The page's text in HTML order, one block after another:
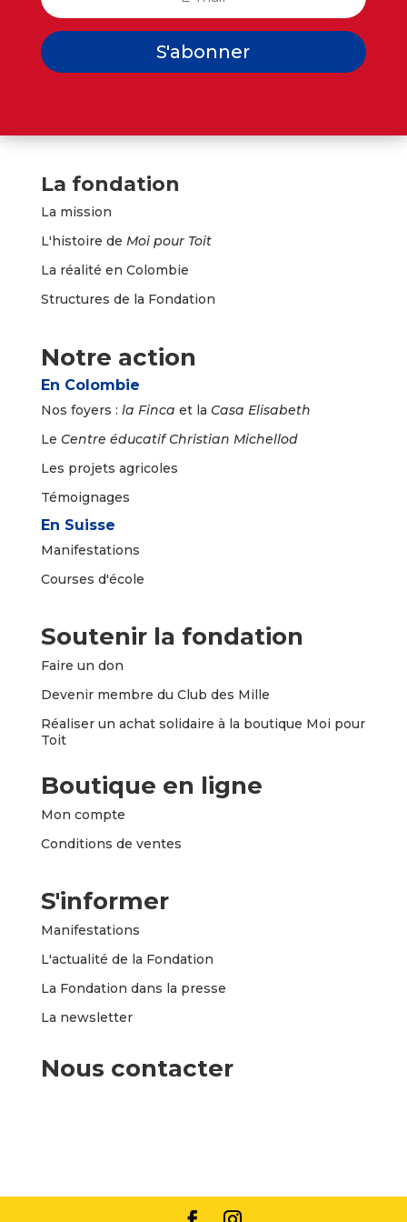
S'abonner
La fondation
La mission
L'histoire de Moi pour Toit
La réalité en Colombie
Structures de la Fondation
Notre action
En Colombie
Nos foyers : la Finca et la Casa Elisabeth
Le Centre éducatif Christian Michellod
Les projets agricoles
Témoignages
En Suisse
Manifestations
Courses d'école
Soutenir la fondation
Faire un don
Devenir membre du Club des Mille
Réaliser un achat solidaire à la boutique Moi pour
Toit
Boutique en ligne
Mon compte
Conditions de ventes
S'informer
Manifestations
L'actualité de la Fondation
La Fondation dans la presse
La newsletter
Nous contacter